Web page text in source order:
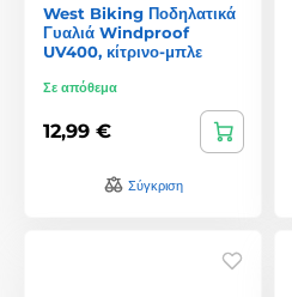
West Biking Ποδηλατικά
Γυαλιά Windproof
UV400, κίτρινο-μπλε
Σε απόθεμα
12,99 €
Σύγκριση